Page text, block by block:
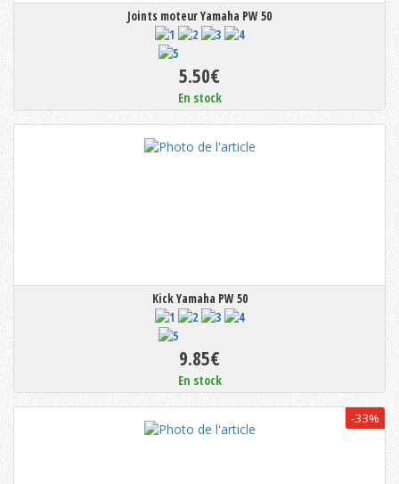
Joints moteur Yamaha PW 50
5.50€
En stock
Kick Yamaha PW 50
9.85€
En stock
-33%